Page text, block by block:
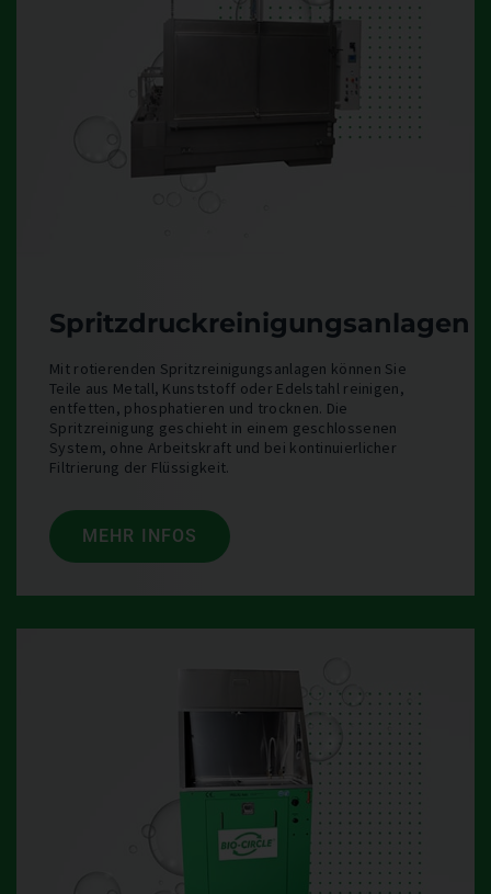
Spritzdruckreinigungsanlagen
Mit rotierenden Spritzreinigungsanlagen können Sie
Teile aus Metall, Kunststoff oder Edelstahl reinigen,
entfetten, phosphatieren und trocknen. Die
Spritzreinigung geschieht in einem geschlossenen
System, ohne Arbeitskraft und bei kontinuierlicher
Filtrierung der Flüssigkeit.
MEHR INFOS